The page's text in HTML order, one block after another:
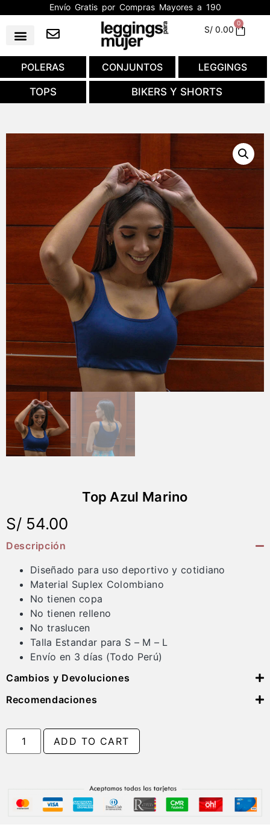
Envío Gratis por Compras Mayores a 190
S/0.00
0
POLERAS CONJUNTOS LEGGINGS
TOPS BIKERS Y SHORTS
Top Azul Marino
S/ 54.00
Descripción
Diseñado para uso deportivo y cotidiano
Material Suplex Colombiano
No tienen copa
No tienen relleno
No traslucen
Talla Estandar para S – M – L
Envío en 3 días (Todo Perú)
Cambios y Devoluciones
Recomendaciones
ADD TO CART